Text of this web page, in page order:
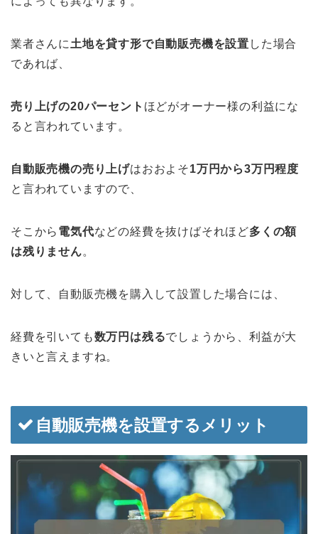
業者さんに 土地を貸す形で自動販売機を設置 した場合
であれば、
売り上げの20パーセント ほどがオーナー様の利益にな
ると言われています。
自動販売機の売り上げはおおよそ1万円から3万円程度
と言われていますので、
そこから 電気代などの経費を抜けばそれほど多くの額
は残りません。
対して、自動販売機を購入して設置した場合には、
経費を引いても数万円は残るでしょうから、利益が大
きいと言えますね。
自動販売機を設置するメリット